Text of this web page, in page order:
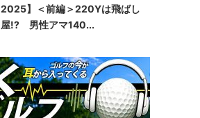
2025】＜前編＞220Yは飛ばし
屋!? 男性アマ140...